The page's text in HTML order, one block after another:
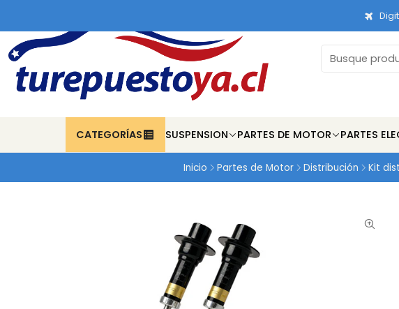
CATEGORÍAS SUSPENSION PARTES DE MOTOR PARTES
Inicio Partes de Motor Distribución Kit